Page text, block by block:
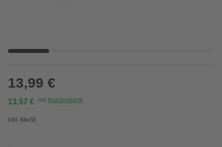
13,99 €
13,57 € mit Kundenkarte
Inkl. MwSt.